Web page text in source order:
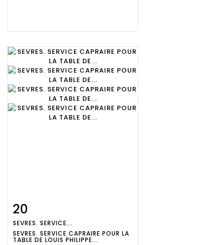
détaillée
20
SEVRES. SERVICE...
SEVRES. SERVICE CAPRAIRE POUR LA
TABLE DE LOUIS PHILIPPE...